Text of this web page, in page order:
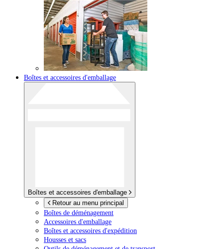
Boîtes et accessoires d'emballage
Boîtes et accessoires d'emballage
Retour au menu principal
Boîtes de déménagement
Accessoires d'emballage
Boîtes et accessoires d'expédition
Housses et sacs